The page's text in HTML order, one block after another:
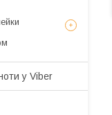
у Viber